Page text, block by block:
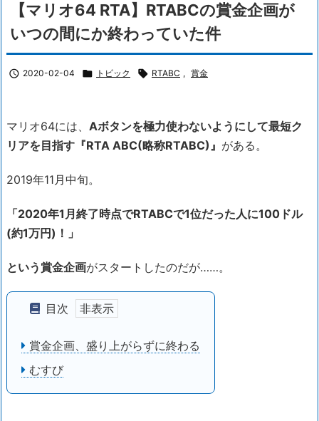
【マリオ64 RTA】RTABCの賞金企画が
いつの間にか終わっていた件
 2020-02-04  トピック  RTABC , 賞金
マリオ64には、 Aボタンを極力使わないようにして最短ク
リアを目指す『RTA ABC(略称RTABC)』 がある。
2019年11月中旬。
「2020年1月終了時点でRTABCで1位だった人に100ドル
(約1万円)！」
という賞金企画がスタートしたのだが……。
目次
賞金企画、盛り上がらずに終わる
むすび